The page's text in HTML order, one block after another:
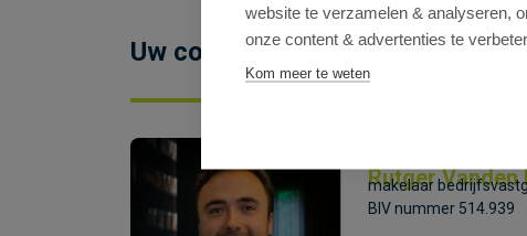
Uw contactpersoon
Rutger Vanden
makelaar
BIV nummer 514.939
website te verzamelen & analyseren,
onze content & advertenties te
Kom meer te weten